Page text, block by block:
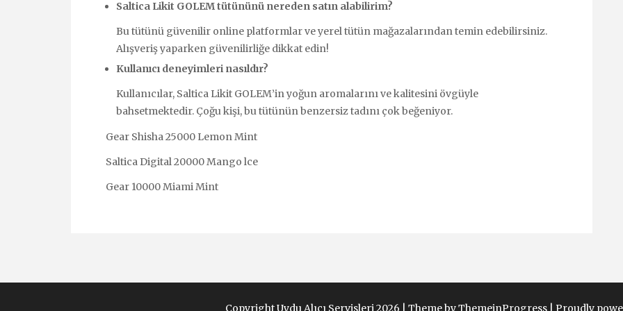
Saltica Likit GOLEM tütününü nereden satın alabilirim?
Bu tütünü güvenilir online platformlar ve yerel tütün mağazalarından temin edebilirsiniz.
Alışveriş yaparken güvenilirliğe dikkat edin!
Kullanıcı deneyimleri nasıldır?
Kullanıcılar, Saltica Likit GOLEM’in yoğun aromalarını ve kalitesini övgüyle
bahsetmektedir. Çoğu kişi, bu tütünün benzersiz tadını çok beğeniyor.
Gear Shisha 25000 Lemon Mint
Saltica Digital 20000 Mango lce
Gear 10000 Miami Mint
Copyright Uydu Alıcı Servisleri 2026 | Theme by ThemeinProgress Proudly